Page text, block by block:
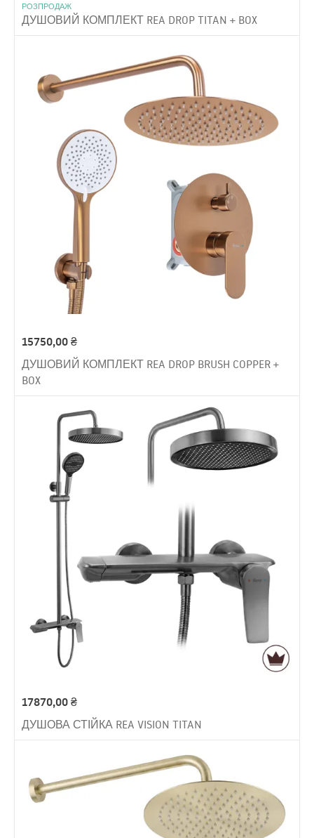
РОЗПРОДАЖ
ДУШОВИЙ КОМПЛЕКТ REA DROP TITAN + BOX
15750,00₴
ДУШОВИЙ КОМПЛЕКТ REA DROP BRUSH COPPER +
BOX
17870,00₴
ДУШОВА СТІЙКА REA VISION TITAN